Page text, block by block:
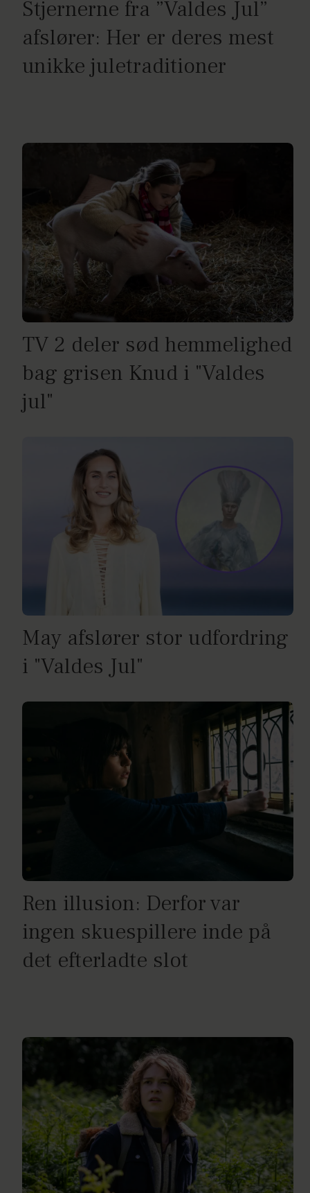
Stjernerne fra ”Valdes Jul”
afslører: Her er deres mest
unikke juletraditioner
TV 2 deler sød hemmelighed
bag grisen Knud i "Valdes
jul"
May afslører stor udfordring
i "Valdes Jul"
Ren illusion: Derfor var
ingen skuespillere inde på
det efterladte slot